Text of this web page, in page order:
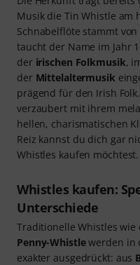
Musik die Tin Whistle am
Schnabelflöte stammt
taucht der Name im Jahr
der irischen Folkmusik,
der Mittelaltermusik
prägend für den Irish
verzaubert mit ihrem
hellen, charismatischen
Reiz kannst du dich gar
Whistles kaufen möchtest.
Whistles kaufen:
Unterschiede
Traditionelle Whistles wie
Penny-Whistlewerden in
exakter ausgedrückt: aus